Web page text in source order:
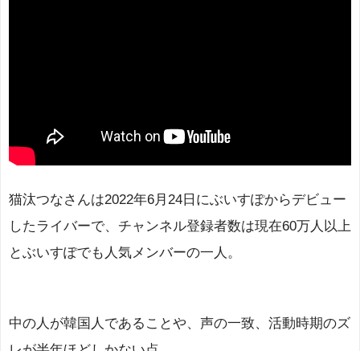
猫汰つなさんは2022年6月24日にぶいすぽからデビュー
したライバーで、チャンネル登録者数は現在60万人以上
とぶいすぽでも人気メンバーの一人。
中の人が韓国人であることや、声の一致、活動時期のズ